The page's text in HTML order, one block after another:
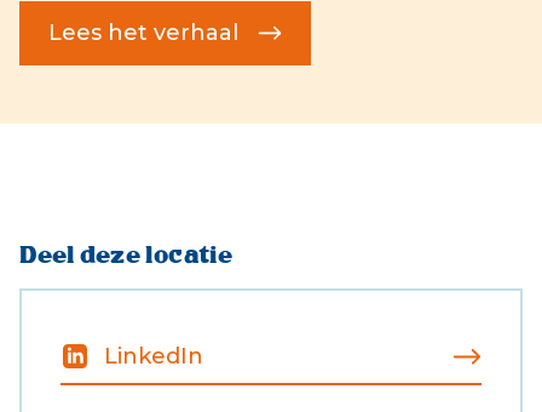
Lees het verhaal
Deel deze locatie
LinkedIn